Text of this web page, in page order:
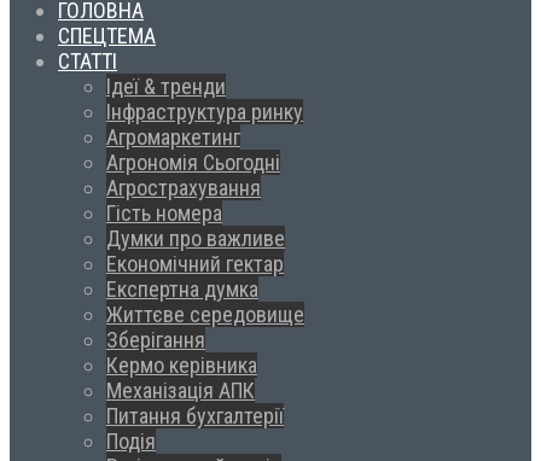
ГОЛОВНА
СПЕЦТЕМА
СТАТТІ
Ідеї & тренди
Інфраструктура ринку
Агромаркетинг
Агрономія Сьогодні
Агрострахування
Гість номера
Думки про важливе
Економічний гектар
Експертна думка
Життєве середовище
Зберігання
Кермо керівника
Механізація АПК
Питання бухгалтерії
Подія